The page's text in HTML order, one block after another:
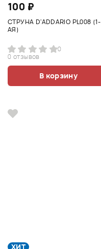
100 ₽
СТРУНА D'ADDARIO PL008 (1-
АЯ)
0
0 отзывов
В корзину
ХИТ